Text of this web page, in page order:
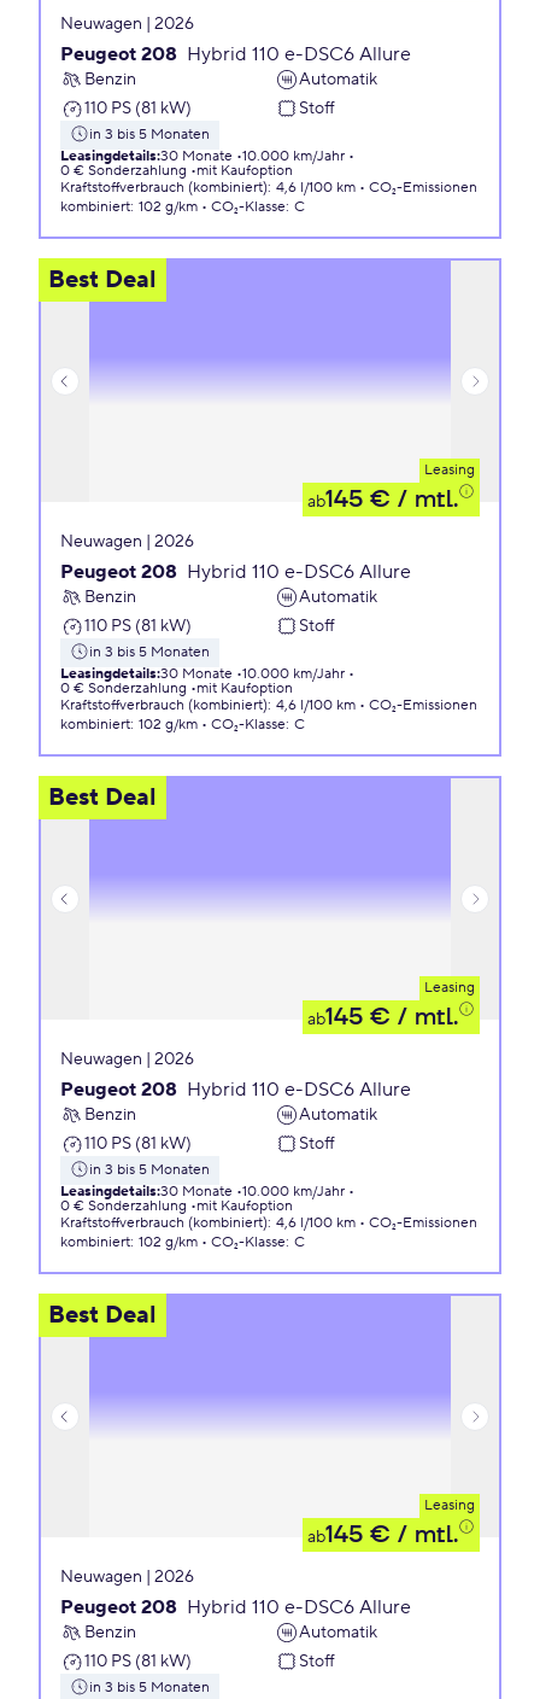
Neuwagen | 2026
Peugeot 208 Hybrid 110 e-DSC6 Allure
Benzin
Automatik
110 PS (81 kW)
Stoff
in 3 bis 5 Monaten
Leasingdetails:30 Monate 10.000 km/Jahr
0 € Sonderzahlung
mit Kaufoption
Kraftstoffverbrauch (kombiniert): 4,6 l/100 km
CO₂-Emissionen
kombiniert: 102 g/km CO₂-Klasse: C
Best Deal
Leasing
ab145 € / mtl.
Neuwagen | 2026
Peugeot 208 Hybrid 110 e-DSC6 Allure
Benzin
Automatik
110 PS (81 kW)
Stoff
in 3 bis 5 Monaten
Leasingdetails:30 Monate 10.000 km/Jahr
0 € Sonderzahlung
mit Kaufoption
Kraftstoffverbrauch (kombiniert): 4,6 l/100 km
CO₂-Emissionen
kombiniert: 102 g/km CO₂-Klasse: C
Best Deal
Leasing
ab145 € / mtl.
Neuwagen | 2026
Peugeot 208 Hybrid 110 e-DSC6 Allure
Benzin
Automatik
110 PS (81 kW)
Stoff
in 3 bis 5 Monaten
Leasingdetails:30 Monate 10.000 km/Jahr
0 € Sonderzahlung
mit Kaufoption
Kraftstoffverbrauch (kombiniert): 4,6 l/100 km
CO₂-Emissionen
kombiniert: 102 g/km CO₂-Klasse: C
Best Deal
Leasing
ab145 € / mtl.
Neuwagen | 2026
Peugeot 208 Hybrid 110 e-DSC6 Allure
Benzin
Automatik
110 PS (81 kW)
Stoff
in 3 bis 5 Monaten